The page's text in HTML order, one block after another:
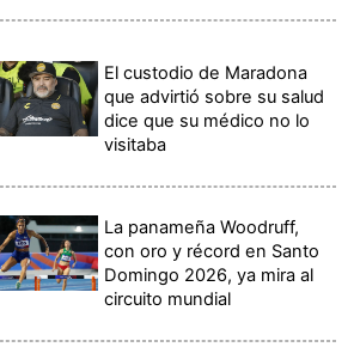
El custodio de Maradona
que advirtió sobre su salud
dice que su médico no lo
visitaba
La panameña Woodruff,
con oro y récord en Santo
Domingo 2026, ya mira al
circuito mundial